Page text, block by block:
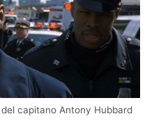
capitano Antony Hubbard